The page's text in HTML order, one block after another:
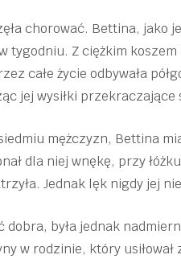
chorować. Bettina, jako
tygodniu. Z ciężkim
całe życie odbywała
jej wysiłki
mężczyzn, Bettina
dla niej wnękę, przy
Jednak lęk nigdy jej
dobra, była jednak
w rodzinie, który usiłował